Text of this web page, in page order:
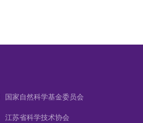
国家自然科学基金委员会
江苏省科学技术协会